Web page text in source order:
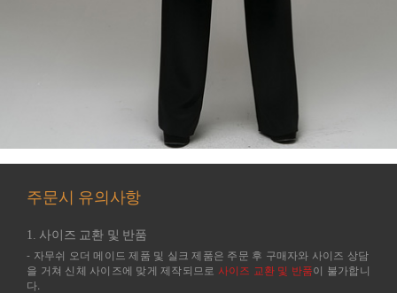
주문시 유의사항
1. 사이즈 교환 및 반품
- 자무쉬 오더 메이드 제품 및 실크 제품은 주문 후 구매자와 사이즈 상담
을 거쳐 신체 사이즈에 맞게 제작되므로 사이즈 교환 및 반품이 불가합니
다.